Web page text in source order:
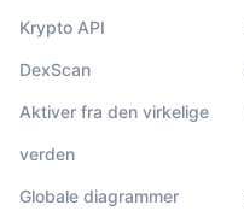
Krypto API
DexScan
Aktiver fra den virkelige
verden
Globale diagrammer